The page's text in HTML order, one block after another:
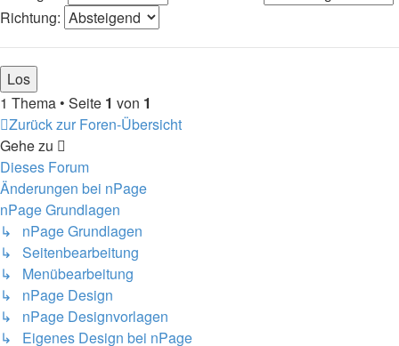
Richtung:
1 Thema • Seite 1 von 1
Zurück zur Foren-Übersicht
Gehe zu
Dieses Forum
Änderungen bei nPage
nPage Grundlagen
↳ nPage Grundlagen
↳ Seitenbearbeitung
↳ Menübearbeitung
↳ nPage Design
↳ nPage Designvorlagen
↳ Eigenes Design bei nPage